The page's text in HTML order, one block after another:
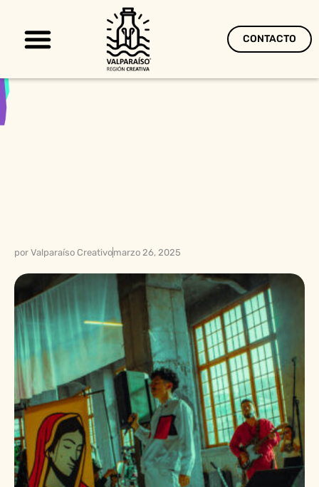
CONTACTO
por Valparaíso Creativomarzo 26, 2025